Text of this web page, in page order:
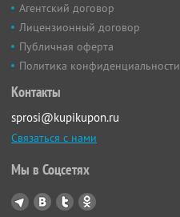
Агентский договор
Лицензионный договор
Публичная оферта
Политика конфиденциальности
Контакты
sprosi@kupikupon.ru
Связаться с нами
Мы в Соцсетях